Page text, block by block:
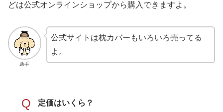
どは公式オンラインショップから購入できますよ。
助手
公式サイトは枕カバーもいろいろ売ってる
よ。
Q 定価はいくら？